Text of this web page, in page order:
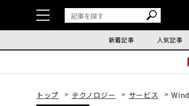
新着記事 人気記事
トップ テクノロジー サービス